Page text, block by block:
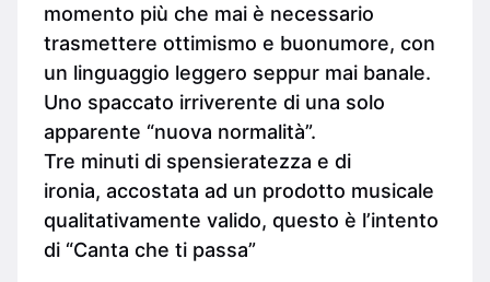
momento più che mai è necessario
trasmettere ottimismo e buonumore, con
un linguaggio leggero seppur mai banale.
Uno spaccato irriverente di una solo
apparente “nuova normalità”.
Tre minuti di spensieratezza e di
ironia, accostata ad un prodotto musicale
qualitativamente valido, questo è l’intento
di “Canta che ti passa”